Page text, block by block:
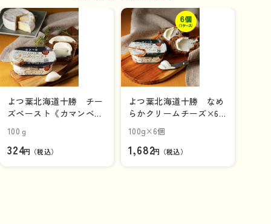
よつ葉北海道十勝 チー
ズペースト《カマンベー
100ｇ
324円（税込）
よつ葉北海道十勝 なめ
らかクリームチーズ×6
個（1ケース）
100g×6個
1,682円（税込）